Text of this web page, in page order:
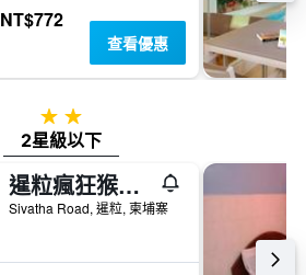
NT$772
查看優惠
2星級
2星級以下
暹粒瘋狂猴子旅館
Sivatha Road, 暹粒, 柬埔寨